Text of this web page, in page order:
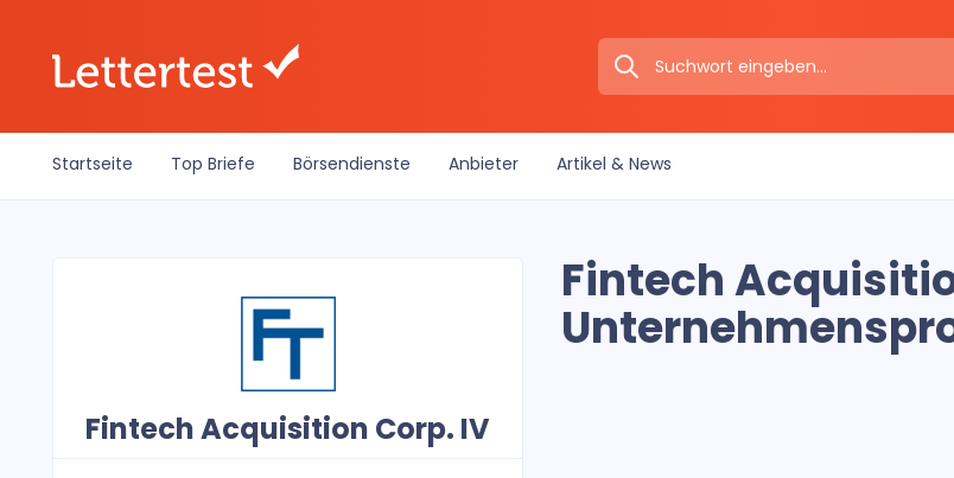
Startseite Top Briefe Börsendienste Anbieter Artikel & News
Fintech Acquisition Corp. IV
Fintech